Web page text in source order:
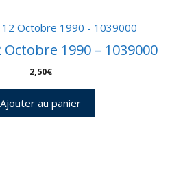
1990 – 1039000
2,50€
Ajouter au panier